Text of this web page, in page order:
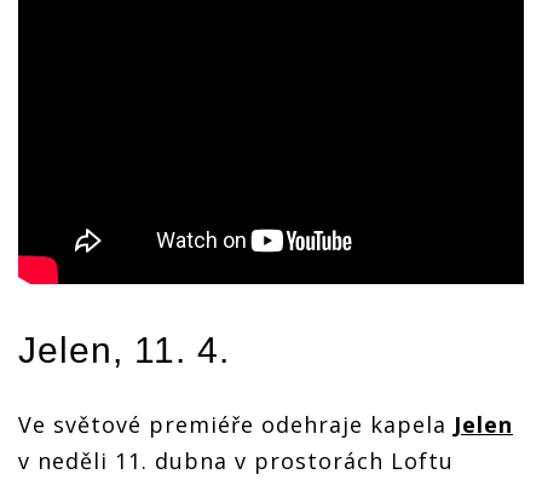
Jelen, 11. 4.
Ve světové premiéře odehraje kapela Jelen
v neděli 11. dubna v prostorách Loftu